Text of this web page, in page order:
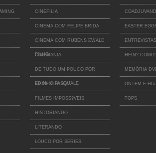
CINEFILIA
CINEMA COM FELIPE BRIDA
CINEMA COM RUBENS EWALD
FILHO
CINEMANIA
DE TUDO UM POUCO POR
EDINHO PASQUALE
FILMES DA BIA
FILMES IMPOSS?VEIS
HISTORIANDO
LITERANDO
LOUCO POR SERIES
EASTER
ENTREVISTAS
HEIN?
MEMÓRIA
ONTEM E
TOPS